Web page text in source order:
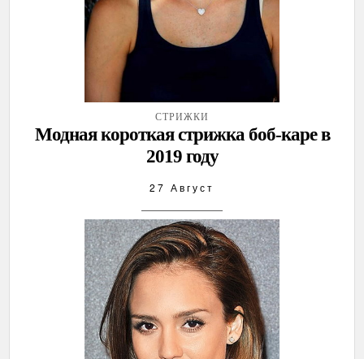
СТРИЖКИ
Модная короткая стрижка боб-каре в
2019 году
27 Август